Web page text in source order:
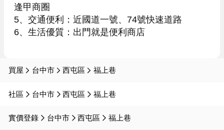
逢甲商圈
5、交通便利：近國道一號、74號快速道路
6、生活優質：出門就是便利商店
買屋 台中市 西屯區 福上巷
社區 台中市 西屯區 福上巷
實價登錄 台中市 西屯區 福上巷